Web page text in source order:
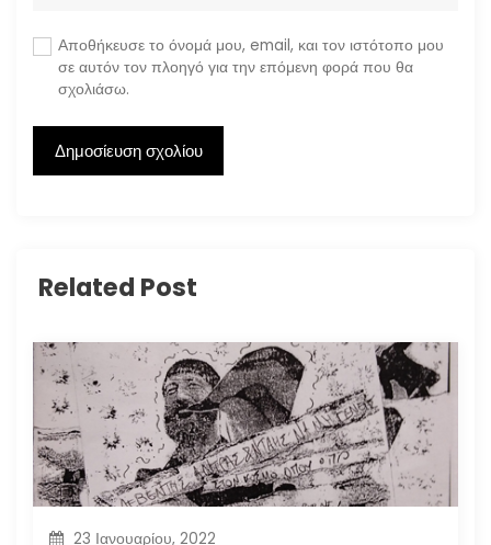
Αποθήκευσε το όνομά μου, email, και τον ιστότοπο μου
σε αυτόν τον πλοηγό για την επόμενη φορά που θα
σχολιάσω.
Related Post
23 Ιανουαρίου, 2022